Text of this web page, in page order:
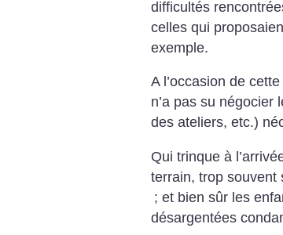
difficultés
celles qui
exemple.
A l’occasion de
n’a pas su négocier
des ateliers, etc.)
Qui trinque à
terrain, trop souvent
; et bien sûr les
désargentées